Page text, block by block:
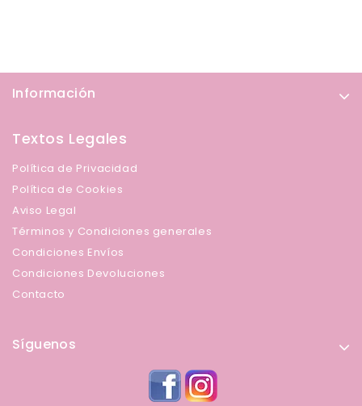
Información
Textos Legales
Política de Privacidad
Política de Cookies
Aviso Legal
Términos y Condiciones generales
Condiciones Envíos
Condiciones Devoluciones
Contacto
Síguenos